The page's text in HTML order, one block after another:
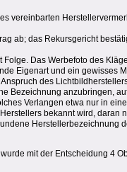
vereinbarten
ab; das Rekursgericht
Folge. Das Werbefoto des
Eigenart und ein gewisses
des
Bezeichnung anzubringen,
Verlangen etwa nur in
bekannt wird,
Herstellerbezeichnung
mit der Entscheidung 4